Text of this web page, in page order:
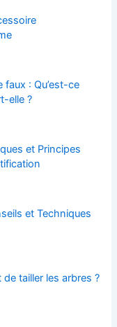
: Qu’est-ce
elle ?
et Principes
et Techniques
tailler les arbres ?